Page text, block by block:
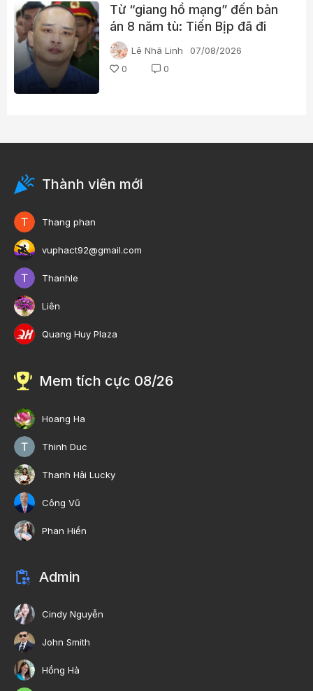
Từ “giang hồ mạng” đến bản
án 8 năm tù: Tiến Bịp đã đi
qua những gì?
Lê Nhã Linh
07/08/2026
0
0
Thành viên mới
Thang phan
vuphact92@gmail.com
Thanhle
Liên
Quang Huy Plaza
Mem tích cực 08/26
Hoang Ha
Thinh Duc
Thanh Hải Lucky
Công Vũ
Phan Hiền
Admin
Cindy Nguyễn
John Smith
Hồng Hà